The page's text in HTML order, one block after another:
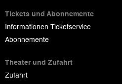
Tickets und Abonnemente
Informationen Ticketservice
Abonnemente
Theater und Zufahrt
Zufahrt